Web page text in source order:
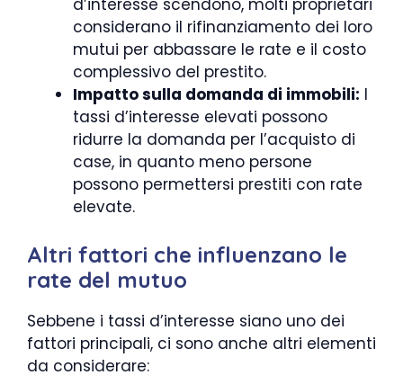
d’interesse scendono, molti proprietari
considerano il rifinanziamento dei loro
mutui per abbassare le rate e il costo
complessivo del prestito.
Impatto sulla domanda di immobili: I
tassi d’interesse elevati possono
ridurre la domanda per l’acquisto di
case, in quanto meno persone
possono permettersi prestiti con rate
elevate.
Altri fattori che influenzano le
rate del mutuo
Sebbene i tassi d’interesse siano uno dei
fattori principali, ci sono anche altri elementi
da considerare: